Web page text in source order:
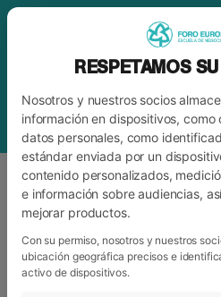
BLOGFORO
RESPETAMOS
Nosotros y nuestros socios
información en dispositivos,
datos personales, como
estándar enviada por un
contenido personalizados,
e información sobre audiencias,
mejorar productos.
Con su permiso, nosotros y nuestros
ubicación geográfica precisos e
activo de dispositivos.